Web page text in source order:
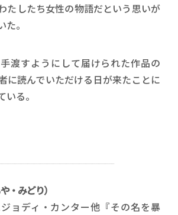
たしたち女性の物語だという思いが
。
渡すようにして届けられた作品の
に読んでいただける日が来たことに
る。
・みどり）
ョディ・カンター他『その名を暴